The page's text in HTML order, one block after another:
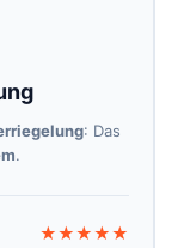
: Das
.
★★★★★